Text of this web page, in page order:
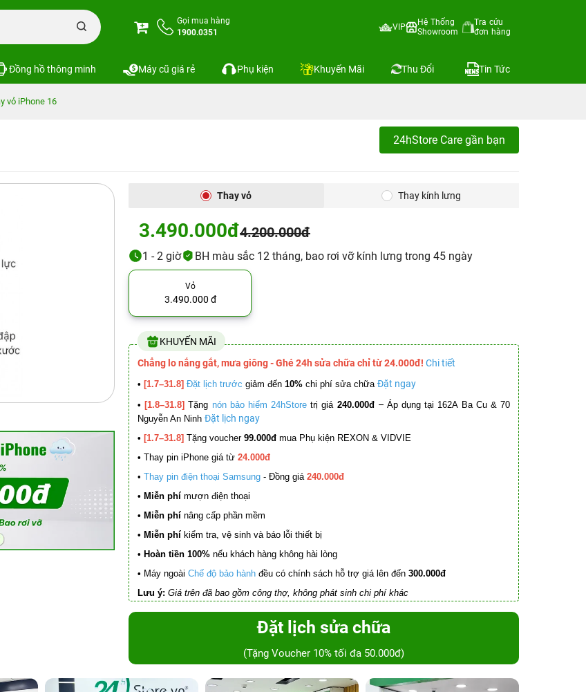
Gọi mua hàng
1900.0351
VIP
Hệ Thống
Showroom
Tra cứu
đơn hàng
Đồng hồ thông minh Máy cũ giá rẻ Phụ kiện Khuyến Mãi Thu Đổi Tin Tức
vỏ iPhone 16
24hStore Care gần bạn
Thay vỏ Thay kính lưng
3.490.000đ4.200.000đ
1 - 2 giờ BH màu sắc 12 tháng, bao rơi vỡ kính lưng trong 45 ngày
Vỏ
3.490.000 đ
KHUYẾN MÃI
Chẳng lo nắng gắt, mưa giông - Ghé 24h sửa chữa chỉ từ 24.000đ! Chi tiết
• [1.7–31.8] Đặt lịch trước giảm đến 10% chi phí sửa chữa Đặt ngay
• [1.8–31.8] Tặng nón bảo hiểm 24hStore trị giá 240.000đ – Áp dụng tại 162A Ba Cu & 70
Nguyễn An Ninh Đặt lịch ngay
• [1.7–31.8] Tặng voucher 99.000đ mua Phụ kiện REXON & VIDVIE
• Thay pin iPhone giá từ 24.000đ
• Thay pin điện thoại Samsung - Đồng giá 240.000đ
• Miễn phí mượn điện thoại
• Miễn phí nâng cấp phần mềm
• Miễn phí kiểm tra, vệ sinh và báo lỗi thiết bị
• Hoàn tiền 100% nếu khách hàng không hài lòng
• Máy ngoài Chế độ bảo hành đều có chính sách hỗ trợ giá lên đến 300.000đ
Lưu ý: Giá trên đã bao gồm công thợ, không phát sinh chi phí khác
Đặt lịch sửa chữa
(Tặng Voucher 10% tối đa 50.000đ)